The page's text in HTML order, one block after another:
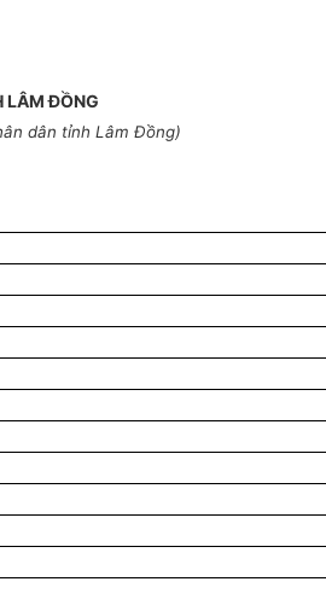
LÂM ĐỒNG
dân tỉnh Lâm Đồng)